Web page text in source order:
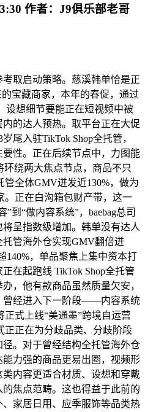
作者： J9俱乐部老哥
取启动策略。慈溪韩单恰是正
宝藏商家，本年的春促，通过
设想细节要能正在短视频中被
的达人预热。取平台正在大促
尾入驻TikTok Shop全托管，
性。正在后续节点中，力图能
绕两大焦点节点，商品不只
管全体GMV迸发近130%，做为
。正在白沟箱包财产带，这一
到“做内容系统”，baebag总司
呈指数级增加。韩单没有达人
管海外仓实现GMV翻倍迸
140%，单品聚焦上集中资本打
在起跑线 TikTok Shop全托管
，他有款商品虽然质量欠安，
曾经进入下一阶段——内容系统
正式上线“美通墨”跨境自运营
正正在为分歧品类、分歧阶段
。对于曾经结构全托管海外仓
力强的商品更易出圈，视频形
内容更适合材质、设想和穿戴
焦点范畴。这也得益于此前的
家居日用、应季服饰等品类热